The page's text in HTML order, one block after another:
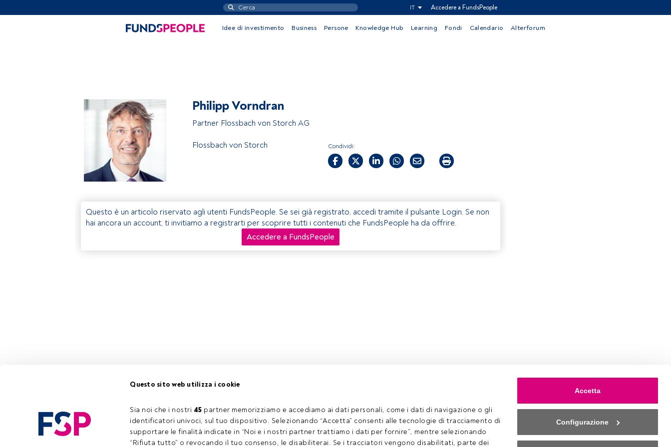
Questo sito web utilizza i cookie
Sia noi che i nostri 45 partner memorizziamo e accediamo ai dati personali, come i dati di navigazione o gli
identificatori univoci, sul tuo dispositivo. Selezionando “Accetta” consenti alle tecnologie di tracciamento di
supportare le finalità indicate in “Noi e i nostri partner trattiamo i dati per fornire”, mentre selezionando
“Rifiuta tutto” o revocando il tuo consenso, le disabiliterai. Se i tracciatori vengono disabilitati, parte dei
Accetta
Configurazione
IT Accedere a FundsPeople
Idee di investimento Business Persone Knowledge Hub Learning Fondi Calendario Alterforum
Philipp Vorndran
Partner Flossbach von Storch AG
Flossbach von Storch Condividi:
Questo è un articolo riservato agli utenti FundsPeople. Se sei già registrato, accedi tramite il pulsante Login. Se non
hai ancora un account, ti invitiamo a registrarti per scoprire tutti i contenuti che FundsPeople ha da offrire.
Accedere a FundsPeople